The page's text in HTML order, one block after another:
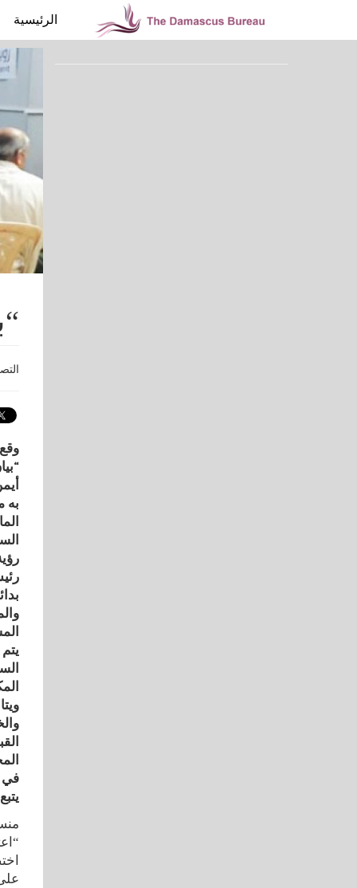
الرئيسية
به
في